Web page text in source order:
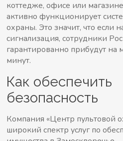
коттедже, офисе или
активно функционирует
охраны. Это значит, что если
сигнализация, сотрудники
гарантированно прибудут на
минут.
Как обеспечить
безопасность
Компания «Центр пультовой
широкий спектр услуг по